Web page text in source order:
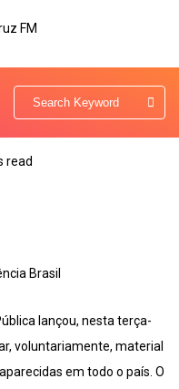
read
Brasil
lançou, nesta terça-
voluntariamente, material
em todo o país. O